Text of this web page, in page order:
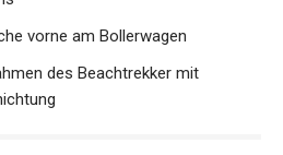
vorne am Bollerwagen
des Beachtrekker mit